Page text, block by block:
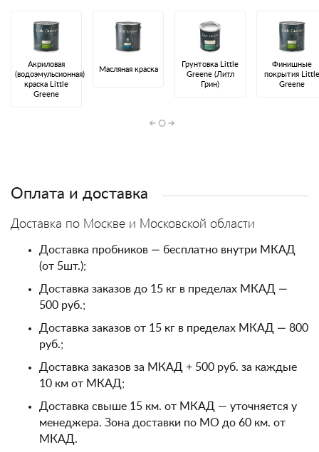
Акриловая
(водоэмульсионная)
краска Little
Greene
Масляная краска
Грунтовка Little
Greene (Литл
Грин)
Финишные
покрытия Little
Greene
Оплата и доставка
Доставка по Москве и Московской области
Доставка пробников — бесплатно внутри МКАД
(от 5шт.);
Доставка заказов до 15 кг в пределах МКАД —
500 руб.;
Доставка заказов от 15 кг в пределах МКАД — 800
руб.;
Доставка заказов за МКАД + 500 руб. за каждые
10 км от МКАД;
Доставка свыше 15 км. от МКАД — уточняется у
менеджера. Зона доставки по МО до 60 км. от
МКАД.